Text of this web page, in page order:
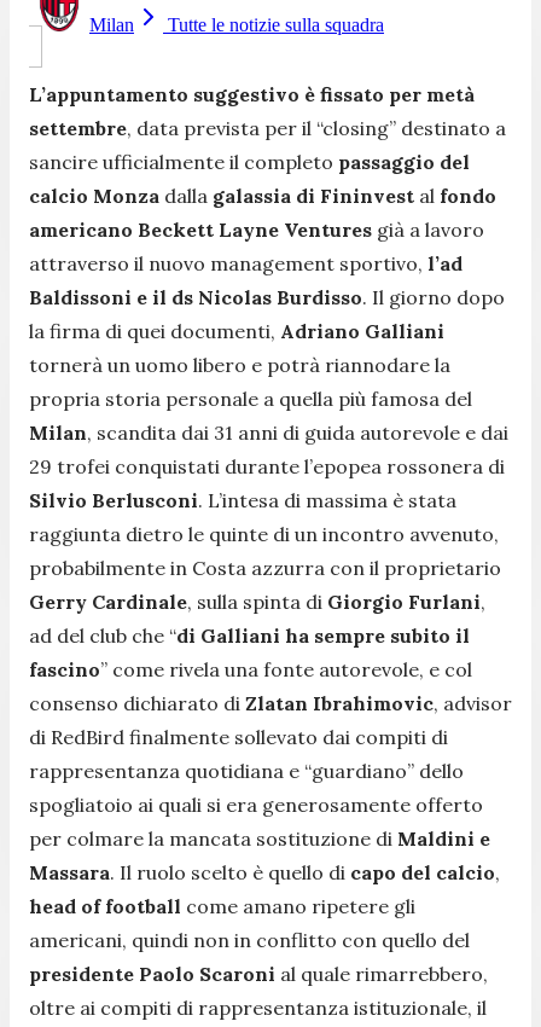
Milan Tutte le notizie sulla squadra
L’appuntamento suggestivo è fissato per metà
settembre, data prevista per il “closing” destinato a
sancire ufficialmente il completo passaggio del
calcio Monza dalla galassia di Fininvest al fondo
americano Beckett Layne Ventures già a lavoro
attraverso il nuovo management sportivo, l’ad
Baldissoni e il ds Nicolas Burdisso. Il giorno dopo
la firma di quei documenti, Adriano Galliani
tornerà un uomo libero e potrà riannodare la
propria storia personale a quella più famosa del
Milan, scandita dai 31 anni di guida autorevole e dai
29 trofei conquistati durante l’epopea rossonera di
Silvio Berlusconi. L’intesa di massima è stata
raggiunta dietro le quinte di un incontro avvenuto,
probabilmente in Costa azzurra con il proprietario
Gerry Cardinale, sulla spinta di Giorgio Furlani,
ad del club che “di Galliani ha sempre subito il
fascino” come rivela una fonte autorevole, e col
consenso dichiarato di Zlatan Ibrahimovic, advisor
di RedBird finalmente sollevato dai compiti di
rappresentanza quotidiana e “guardiano” dello
spogliatoio ai quali si era generosamente offerto
per colmare la mancata sostituzione di Maldini e
Massara. Il ruolo scelto è quello di capo del calcio,
head of football come amano ripetere gli
americani, quindi non in conflitto con quello del
presidente Paolo Scaroni al quale rimarrebbero,
oltre ai compiti di rappresentanza istituzionale, il